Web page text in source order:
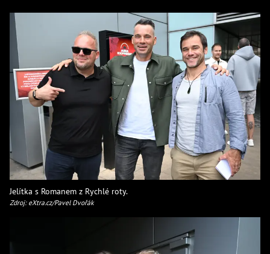
Jelítka s Romanem z Rychlé roty.
Zdroj: eXtra.cz/Pavel Dvořák